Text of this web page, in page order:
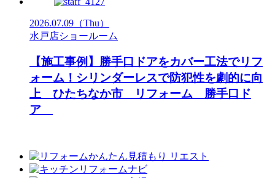
2026.07.09 （Thu）
水戸店ショールーム
【施工事例】勝手口ドアをカバー工法でリフ
ォーム！シリンダーレスで防犯性を劇的に向
上 ひたちなか市 リフォーム 勝手口ド
ア